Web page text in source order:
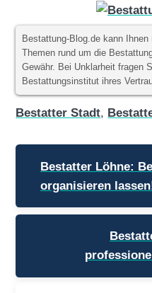
Bestattung-Blog.de kann
Themen rund um die
Gewähr. Bei Unklarheit fragen
Bestattungsinstitut ihres
Bestatter Stadt,
Beitragsnavigation
Bestatter Löhne:
organisieren